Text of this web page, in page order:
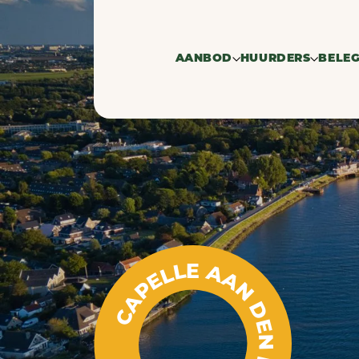
AANBOD
Te huur
Verhuurd
HUURDERS
Zoekprofiel
Zoekers